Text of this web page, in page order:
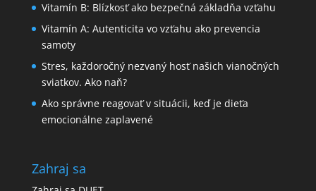
Vitamín B: Blízkosť ako bezpečná základňa vzťahu
Vitamín A: Autenticita vo vzťahu ako prevencia
samoty
Stres, každoročný nezvaný hosť našich vianočných
sviatkov. Ako naň?
Ako správne reagovať v situácii, keď je dieťa
emocionálne zaplavené
Zahraj sa